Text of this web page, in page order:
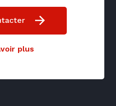
plus